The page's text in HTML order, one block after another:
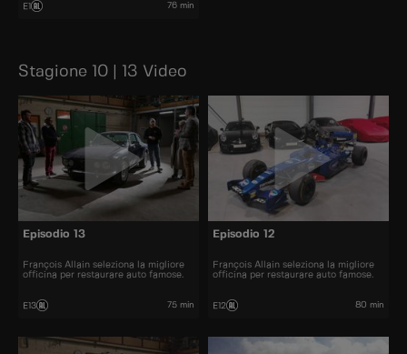
E1 76 min
Stagione 10 | 13 Video
Episodio 13
François Allain seleziona la migliore
officina per restaurare auto famose.
E13 75 min
Episodio 12
François Allain seleziona la migliore
officina per restaurare auto famose.
E12 80 min